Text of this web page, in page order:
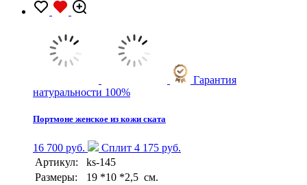
Гарантия
натуральности 100%
Портмоне женское из кожи ската
16 700 руб.
Сплит 4 175 руб.
Артикул:
ks-145
Размеры:
19 *10 *2,5 см.